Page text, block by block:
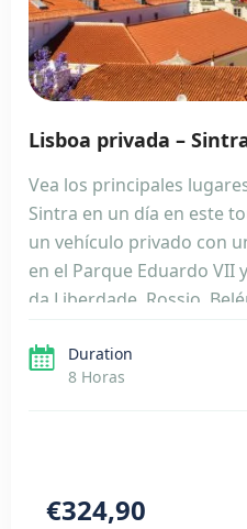
Lisboa privada –
Vea los principales
Sintra en un día en este
un vehículo privado con
en el Parque Eduardo VII
da Liberdade, Rossio,
Palacio de […]
Duration
8 Horas
€324,90